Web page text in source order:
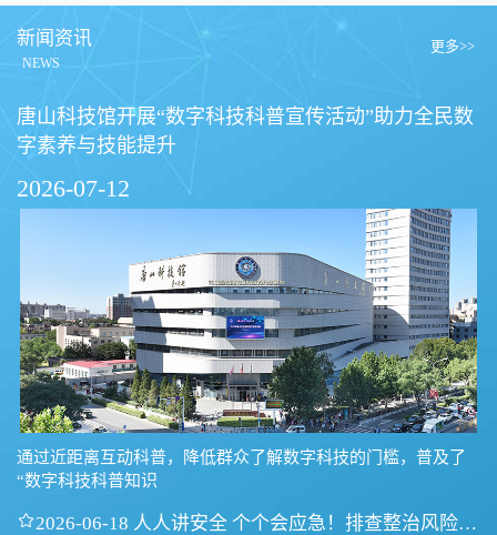
新闻资讯
NEWS
更多>>
唐山科技馆开展“数字科技科普宣传活动”助力全民数
字素养与技能提升
2026-07-12
通过近距离互动科普，降低群众了解数字科技的门槛，普及了
“数字科技科普知识
2026-06-18 人人讲安全 个个会应急！排查整治风险隐